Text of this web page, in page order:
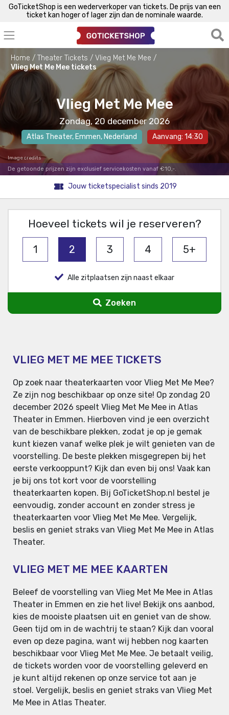
GoTicketShop is een wederverkoper van tickets. De prijs van een
ticket kan hoger of lager zijn dan de nominale waarde.
Home Theater Tickets
Vlieg Met Me Mee
Vlieg Met Me Mee tickets
Vlieg Met Me Mee
Zondag, 20 december 2026
Atlas Theater, Emmen, Nederland Aanvang: 14:30
Image credits
De getoonde prijzen zijn exclusief servicekosten vanaf €10,-.
Jouw ticketspecialist sinds 2019
Hoeveel tickets wil je reserveren?
1 2 3 4 5+
Alle zitplaatsen zijn naast elkaar
Zoeken
VLIEG MET ME MEE TICKETS
Op zoek naar theaterkaarten voor Vlieg Met Me Mee?
Ze zijn nog beschikbaar op onze site! Op zondag 20
december 2026 speelt Vlieg Met Me Mee in Atlas
Theater in Emmen. Hierboven vind je een overzicht
van de beschikbare plekken, zodat je op je gemak
kunt kiezen vanaf welke plek je wilt genieten van de
voorstelling. De beste plekken misgegrepen bij het
eerste verkooppunt? Kijk dan even bij ons! Vaak kan
je bij ons tot kort voor de voorstelling
theaterkaarten kopen. Bij GoTicketShop.nl bestel je
eenvoudig, zonder account en zonder stress je
theaterkaarten voor Vlieg Met Me Mee. Vergelijk,
beslis en geniet straks van Vlieg Met Me Mee in Atlas
Theater.
VLIEG MET ME MEE KAARTEN
Beleef de voorstelling van Vlieg Met Me Mee in Atlas
Theater in Emmen en zie het live! Bekijk ons aanbod,
kies de mooiste plaatsen uit en geniet van de show.
Geen tijd om in de wachtrij te staan? Kijk dan vooral
even op deze pagina, want wij hebben nog kaarten
beschikbaar voor Vlieg Met Me Mee. Je betaalt veilig,
de tickets worden voor de voorstelling geleverd en
je kunt altijd rekenen op onze service tot aan je
stoel. Vergelijk, beslis en geniet straks van Vlieg Met
Me Mee in Atlas Theater.